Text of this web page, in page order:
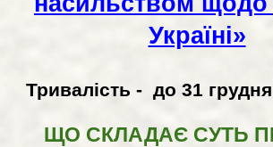
Україні»
Тривалість -  до 31
ЩО СКЛАДАЄ СУТЬ